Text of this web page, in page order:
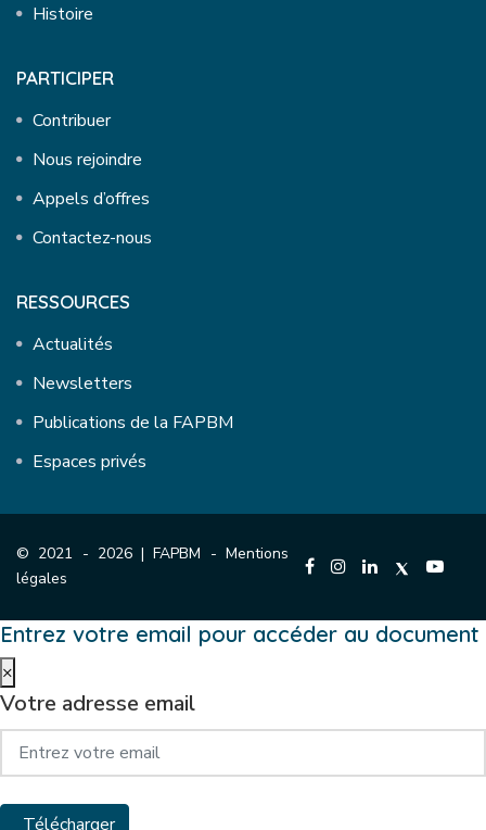
Histoire
PARTICIPER
Contribuer
Nous rejoindre
Appels d’offres
Contactez-nous
RESSOURCES
Actualités
Newsletters
Publications de la FAPBM
Espaces privés
© 2021 - 2026 | FAPBM - Mentions
légales
Entrez votre email pour accéder au document
×
Votre adresse email
Télécharger